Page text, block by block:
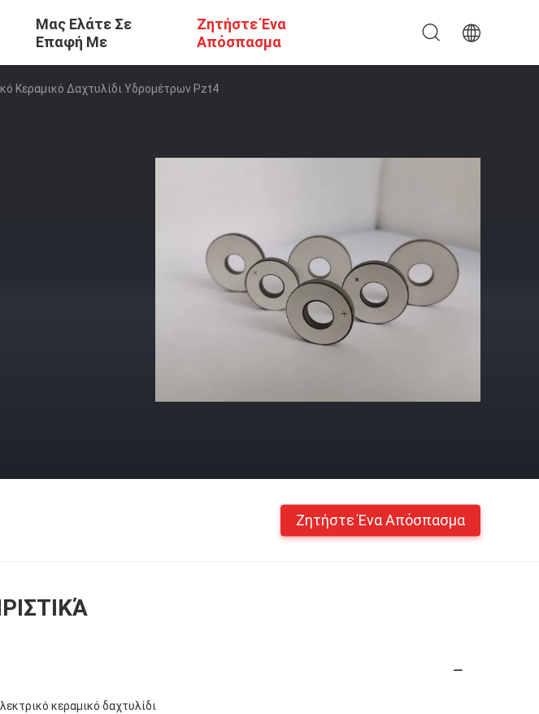
Μας Ελάτε Σε
Επαφή Με
Ζητήστε Ένα
Απόσπασμα
Κεραμικό Δαχτυλίδι Υδρομέτρων Pzt4
Ζητήστε Ένα Απόσπασμα
κεραμικό δαχτυλίδι